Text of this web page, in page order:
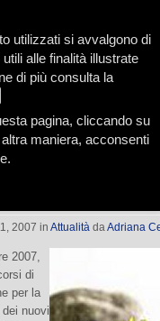
Le nostre firme
i malati?
2007 in Attualità daAdriana
2007,
di
per la
nuovi
utilizzati si avvalgono di
alle finalità illustrate
di più consulta la
pagina, cliccando su
maniera, acconsenti